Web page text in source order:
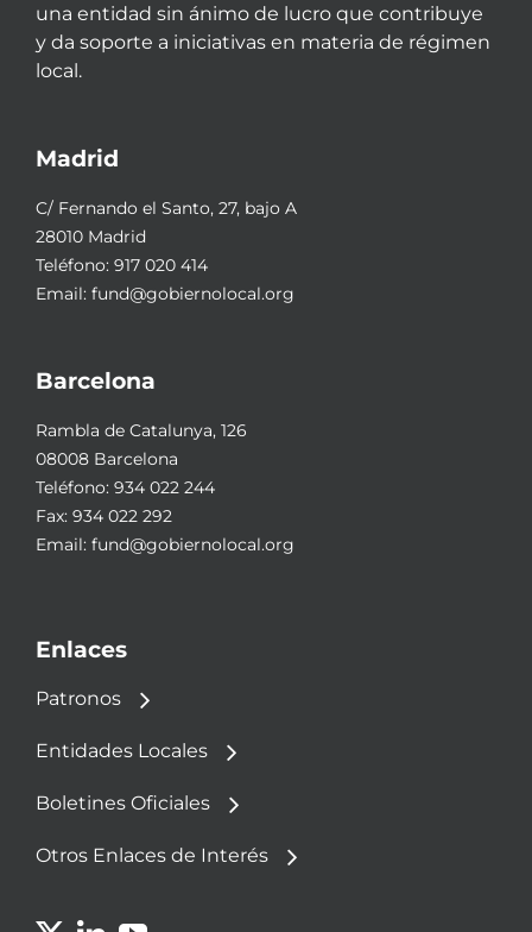
una entidad sin ánimo de lucro que contribuye
y da soporte a iniciativas en materia de régimen
local.
Madrid
C/ Fernando el Santo, 27, bajo A
28010 Madrid
Teléfono: 917 020 414
Email: fund@gobiernolocal.org
Barcelona
Rambla de Catalunya, 126
08008 Barcelona
Teléfono: 934 022 244
Fax: 934 022 292
Email: fund@gobiernolocal.org
Enlaces
Patronos
Entidades Locales
Boletines Oficiales
Otros Enlaces de Interés